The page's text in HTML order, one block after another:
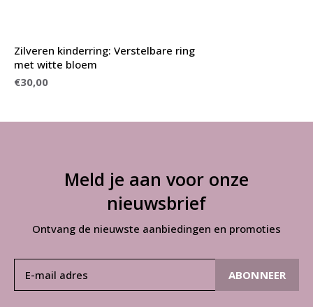
Zilveren kinderring: Verstelbare ring
met witte bloem
€30,00
Meld je aan voor onze
nieuwsbrief
Ontvang de nieuwste aanbiedingen en promoties
ABONNEER